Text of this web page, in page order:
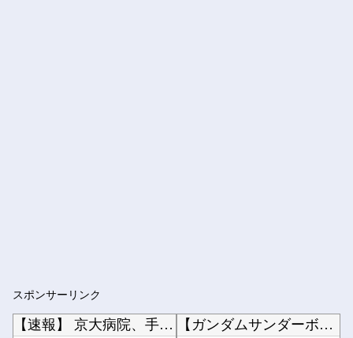
スポンサーリンク
【速報】 京大病院、手術ミスで『正常な脳』を摘出 → 患者は自発呼吸不可能な植物状態に
【ガンダムサンダーボルト】自分から手足を切り落すなんて…他